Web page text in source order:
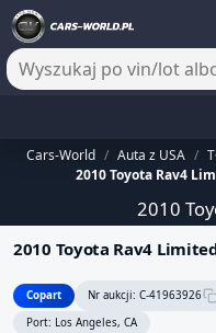
Cars-World / Auta z USA /
2010 Toyota Rav4
2010
2010 Toyota Rav4
Copart Nr aukcji: C-41963926
Port: Los Angeles, CA